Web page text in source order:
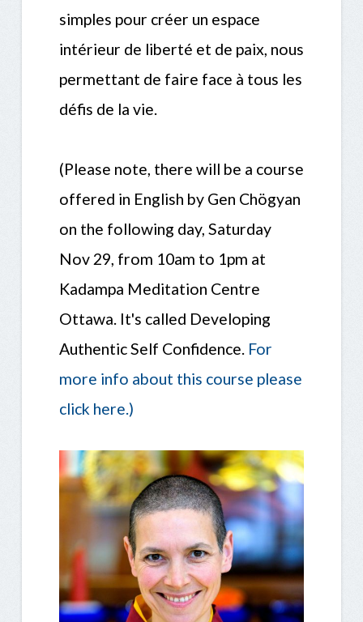
simples pour créer un espace
intérieur de liberté et de paix, nous
permettant de faire face à tous les
défis de la vie.
(Please note, there will be a course
offered in English by Gen Chögyan
on the following day, Saturday
Nov 29, from 10am to 1pm at
Kadampa Meditation Centre
Ottawa. It's called Developing
Authentic Self Confidence. For
more info about this course please
click here.)